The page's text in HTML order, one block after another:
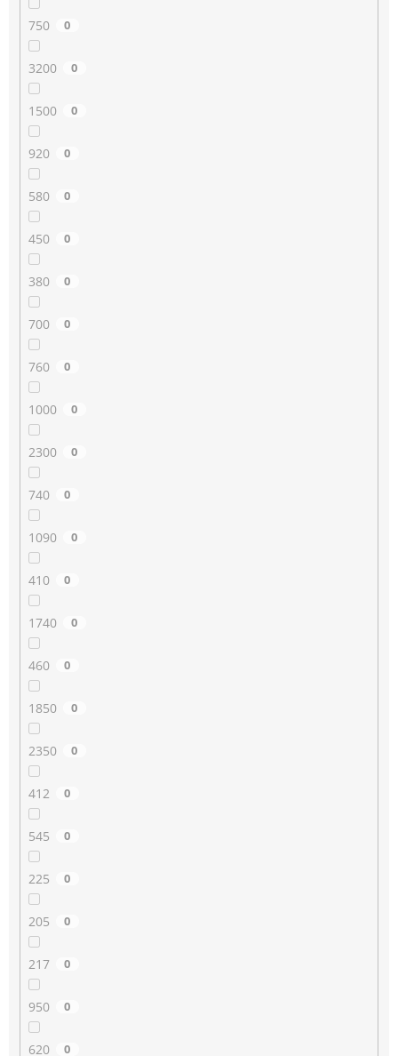
750 0
3200 0
1500 0
920 0
580 0
450 0
380 0
700 0
760 0
1000 0
2300 0
740 0
1090 0
410 0
1740 0
460 0
1850 0
2350 0
412 0
545 0
225 0
205 0
217 0
950 0
620 0